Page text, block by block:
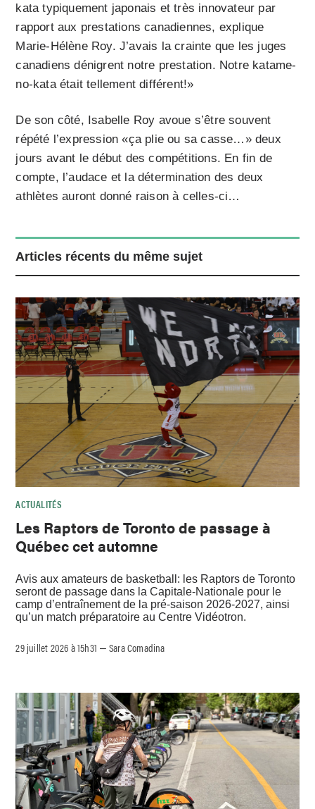
kata typiquement japonais et très innovateur par
rapport aux prestations canadiennes, explique
Marie-Hélène Roy. J’avais la crainte que les juges
canadiens dénigrent notre prestation. Notre katame-
no-kata était tellement différent!»
De son côté, Isabelle Roy avoue s’être souvent
répété l’expression «ça plie ou sa casse…» deux
jours avant le début des compétitions. En fin de
compte, l’audace et la détermination des deux
athlètes auront donné raison à celles-ci…
Articles récents du même sujet
ACTUALITÉS
Les Raptors de Toronto de passage à
Québec cet automne
Avis aux amateurs de basketball: les Raptors de Toronto
seront de passage dans la Capitale-Nationale pour le
camp d’entraînement de la pré-saison 2026-2027, ainsi
qu’un match préparatoire au Centre Vidéotron.
29 juillet 2026 à 15h31 –Sara Comadina